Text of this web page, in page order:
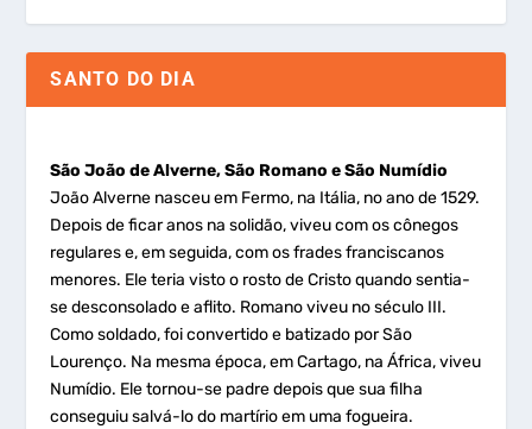
SANTO DO DIA
São João de Alverne, São Romano e São Numídio
João Alverne nasceu em Fermo, na Itália, no ano de 1529.
Depois de ficar anos na solidão, viveu com os cônegos
regulares e, em seguida, com os frades franciscanos
menores. Ele teria visto o rosto de Cristo quando sentia-
se desconsolado e aflito. Romano viveu no século III.
Como soldado, foi convertido e batizado por São
Lourenço. Na mesma época, em Cartago, na África, viveu
Numídio. Ele tornou-se padre depois que sua filha
conseguiu salvá-lo do martírio em uma fogueira.